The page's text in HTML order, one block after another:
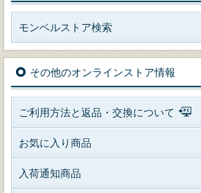
モンベルストア検索
その他のオンラインストア情報
ご利用方法と返品・交換について
お気に入り商品
入荷通知商品